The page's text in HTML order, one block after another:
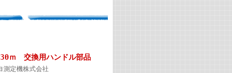
ｍ 交換用ハンドル部品
測定機株式会社